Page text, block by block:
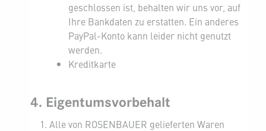
geschlossen ist, behalten wir uns vor, auf
Ihre Bankdaten zu erstatten. Ein anderes
PayPal-Konto kann leider nicht genutzt
werden.
Kreditkarte
4. Eigentumsvorbehalt
Alle von ROSENBAUER gelieferten Waren